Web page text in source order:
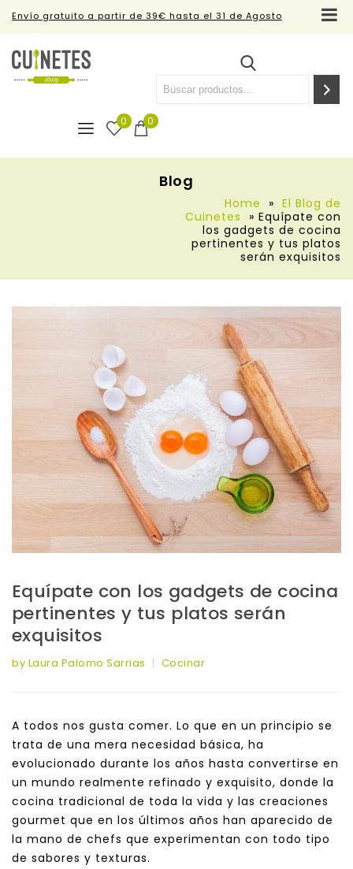
Envío gratuito a partir de 39€ hasta el 31 de Agosto
0
0
Blog
Home » El Blog de
Cuinetes
» Equípate con
los gadgets de cocina
pertinentes y tus platos
serán exquisitos
Equípate con los gadgets de cocina
pertinentes y tus platos serán
exquisitos
by Laura Palomo Sarrias Cocinar
A todos nos gusta comer. Lo que en un principio se
trata de una mera necesidad básica, ha
evolucionado durante los años hasta convertirse en
un mundo realmente refinado y exquisito, donde la
cocina tradicional de toda la vida y las creaciones
gourmet que en los últimos años han aparecido de
la mano de chefs que experimentan con todo tipo
de sabores y texturas.